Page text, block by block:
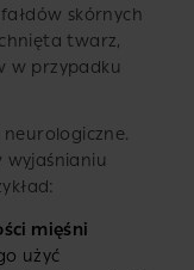
skórnych
twarz,
w przypadku
wyjaśnianiu
mięśni
użyć